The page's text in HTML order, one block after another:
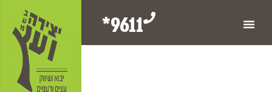
9611*